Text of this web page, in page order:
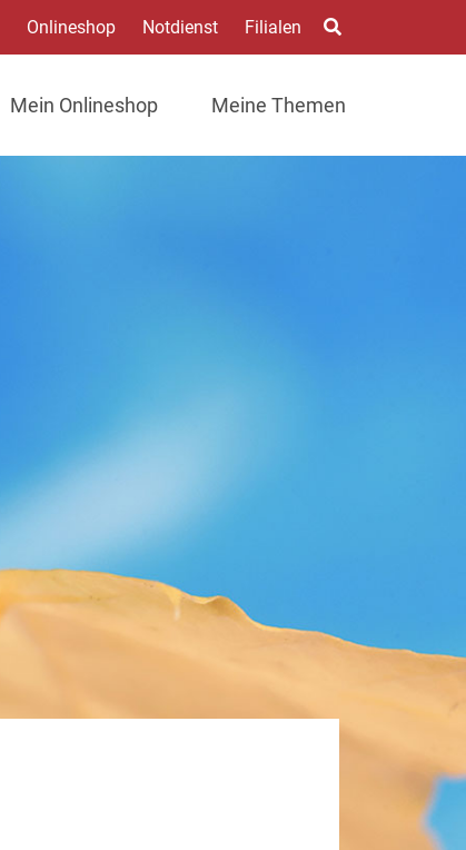
Onlineshop Notdienst Filialen
Mein Onlineshop Meine Themen